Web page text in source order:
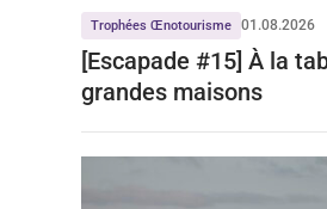
Trophées Œnotourisme 01.08.2026
[Escapade #15] À la
grandes maisons